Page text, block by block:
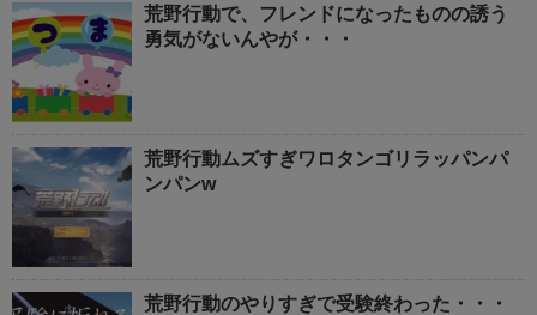
荒野行動で、フレンドになったものの誘う
勇気がないんやが・・・
荒野行動ムズすぎワロタンゴリラッパンパ
ンパンw
荒野行動のやりすぎで受験終わった・・・